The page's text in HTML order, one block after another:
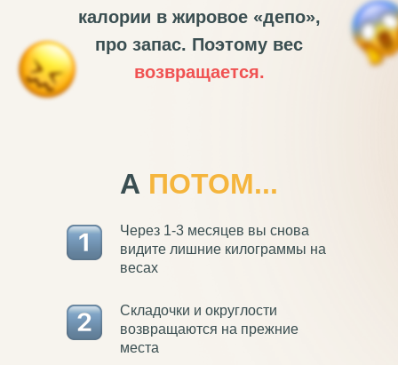
калории в жировое «депо»,
про запас. Поэтому вес
возвращается.
А ПОТОМ...
Через 1-3 месяцев вы снова
видите лишние килограммы на
весах
Складочки и округлости
возвращаются на прежние
места